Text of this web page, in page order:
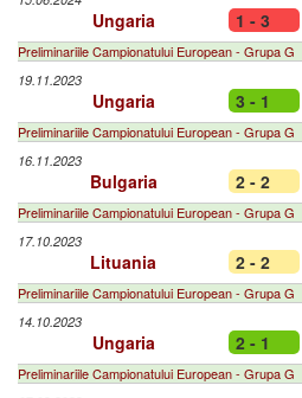
Ungaria 1 - 3
Preliminariile Campionatului European - Grupa G
19.11.2023
Ungaria 3 - 1
Preliminariile Campionatului European - Grupa G
16.11.2023
Bulgaria 2 - 2
Preliminariile Campionatului European - Grupa G
17.10.2023
Lituania 2 - 2
Preliminariile Campionatului European - Grupa G
14.10.2023
Ungaria 2 - 1
Preliminariile Campionatului European - Grupa G